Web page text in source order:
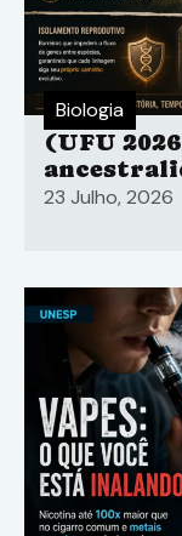
Biologia
(UFU
evolutivos
23 Julho, 2026